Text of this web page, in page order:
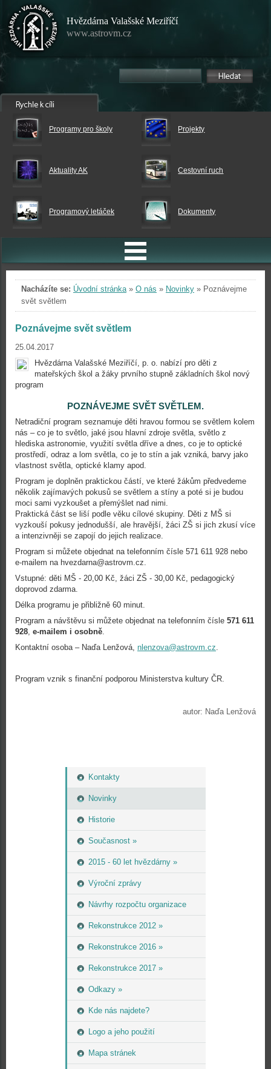
Hvězdárna Valašské Meziříčí
www.astrovm.cz
Programy pro školy Projekty
Aktuality AK Cestovní ruch
Programový letáček Dokumenty
Kontakty
Novinky
Historie
Současnost »
2015 - 60 let hvězdárny »
Výroční zprávy
Návrhy rozpočtu organizace
Rekonstrukce 2012 »
Rekonstrukce 2016 »
Rekonstrukce 2017 »
Odkazy »
Kde nás najdete?
Logo a jeho použití
Mapa stránek
Nacházíte se: Úvodní stránka» O nás » Novinky » Poznávejme
svět světlem
Poznávejme svět světlem
25.04.2017
Hvězdárna Valašské Meziříčí, p. o. nabízí pro děti z
mateřských škol a žáky prvního stupně základních škol nový
program
POZNÁVEJME SVĚT SVĚTLEM.
Netradiční program seznamuje děti hravou formou se světlem kolem
nás – co je to světlo, jaké jsou hlavní zdroje světla, světlo z
hlediska astronomie, využití světla dříve a dnes, co je to optické
prostředí, odraz a lom světla, co je to stín a jak vzniká, barvy jako
vlastnost světla, optické klamy apod.
Program je doplněn praktickou částí, ve které žákům předvedeme
několik zajímavých pokusů se světlem a stíny a poté si je budou
moci sami vyzkoušet a přemýšlet nad nimi.
Praktická část se liší podle věku cílové skupiny. Děti z MŠ si
vyzkouší pokusy jednodušší, ale hravější, žáci ZŠ si jich zkusí více
a intenzivněji se zapojí do jejich realizace.
Program si můžete objednat na telefonním čísle 571 611 928 nebo
e-mailem na hvezdarna@astrovm.cz.
Vstupné: děti MŠ - 20,00 Kč, žáci ZŠ - 30,00 Kč, pedagogický
doprovod zdarma.
Délka programu je přibližně 60 minut.
Program a návštěvu si můžete objednat na telefonním čísle 571 611
928, e-mailem i osobně.
Kontaktní osoba – Naďa Lenžová, nlenzova@astrovm.cz.
Program vznik s finanční podporou Ministerstva kultury ČR.
autor: Naďa Lenžová